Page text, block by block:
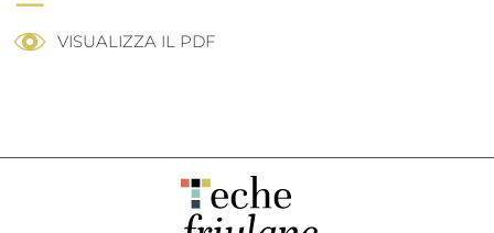
VISUALIZZA IL PDF